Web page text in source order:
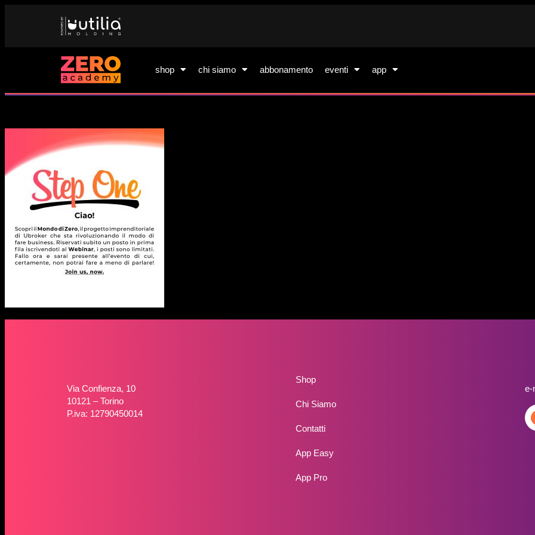
shop chi siamo abbonamento eventi app
Via Confienza, 10
10121 – Torino
P.iva: 12790450014
Shop
Chi Siamo
Contatti
App Easy
App Pro
e-